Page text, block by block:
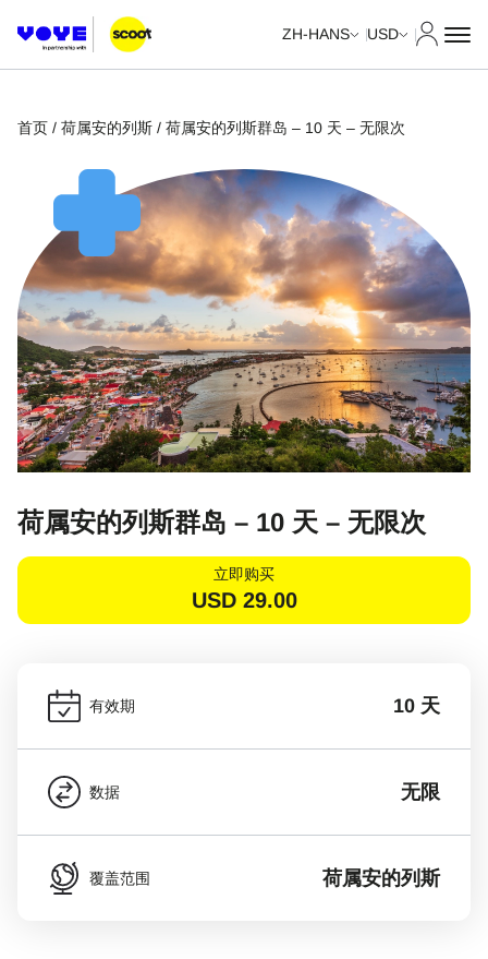
ZH-HANS USD
首页 / 荷属安的列斯 / 荷属安的列斯群岛 – 10 天 – 无限次
荷属安的列斯群岛 – 10 天 – 无限次
立即购买
USD 29.00
有效期 10 天
数据 无限
覆盖范围 荷属安的列斯